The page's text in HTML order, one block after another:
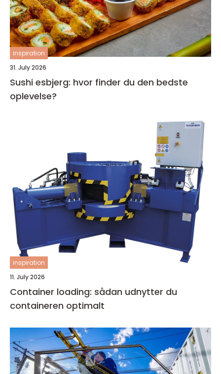
inspiration
31. July 2026
Sushi esbjerg: hvor finder du den bedste
oplevelse?
inspiration
11. July 2026
Container loading: sådan udnytter du
containeren optimalt